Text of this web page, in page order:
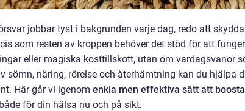
jobbar tyst i bakgrunden varje dag, redo att
som resten av kroppen behöver det stöd för att
eller magiska kosttillskott, utan om vardagsvanor
sömn, näring, rörelse och återhämtning kan du hjälpa
Här går vi igenom enkla men effektiva sätt att
för din hälsa nu och på sikt.